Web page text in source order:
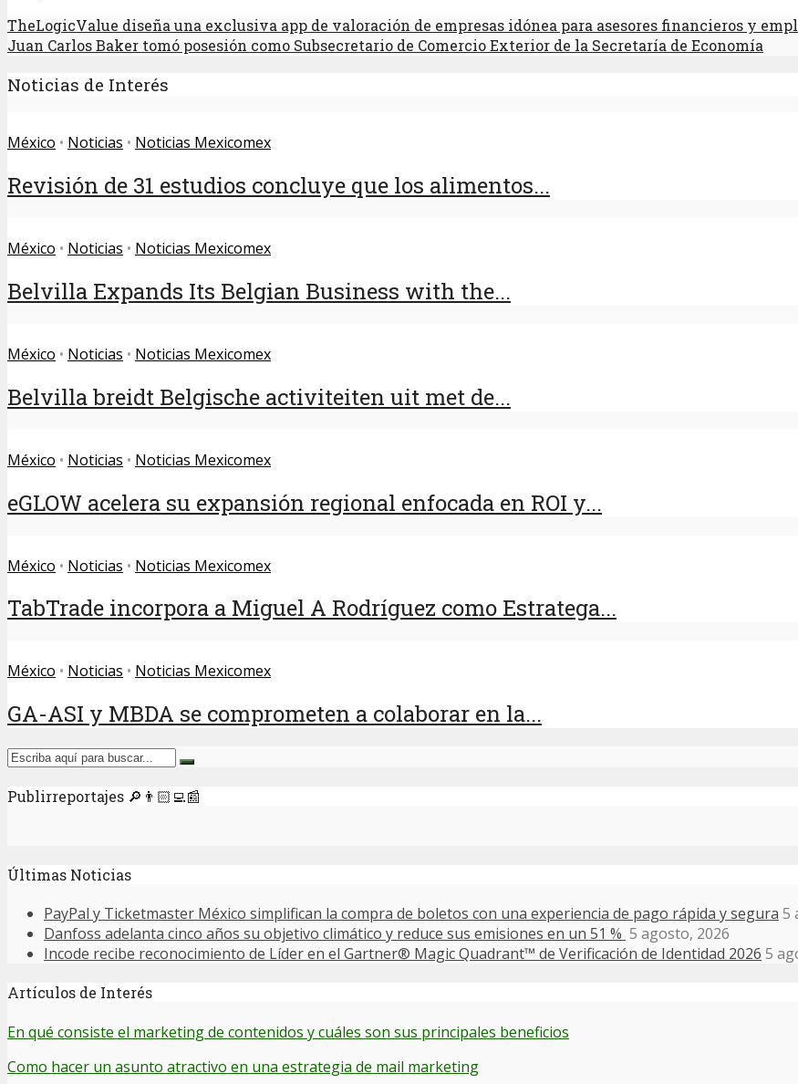
TheLogicValue diseña una exclusiva app de valoración de empresas idónea para asesores financieros y
Juan Carlos Baker tomó posesión como Subsecretario de Comercio Exterior de la Secretaría de Economía
Noticias de Interés
México • Noticias • Noticias Mexicomex
Revisión de 31 estudios concluye que los alimentos...
México • Noticias • Noticias Mexicomex
Belvilla Expands Its Belgian Business with the...
México • Noticias • Noticias Mexicomex
Belvilla breidt Belgische activiteiten uit met de...
México • Noticias • Noticias Mexicomex
eGLOW acelera su expansión regional enfocada en ROI y...
México • Noticias • Noticias Mexicomex
TabTrade incorpora a Miguel A Rodríguez como Estratega...
México • Noticias • Noticias Mexicomex
GA-ASI y MBDA se comprometen a colaborar en la...
Publirreportajes 🔎👨🏻‍💻📰
Últimas Noticias
PayPal y Ticketmaster México simplifican la compra de boletos con una experiencia de pago rápida y segura 5
Danfoss adelanta cinco años su objetivo climático y reduce sus emisiones en un 51 % 5 agosto, 2026
Incode recibe reconocimiento de Líder en el Gartner® Magic Quadrant™ de Verificación de Identidad 2026 5
Artículos de Interés
En qué consiste el marketing de contenidos y cuáles son sus principales beneficios
Como hacer un asunto atractivo en una estrategia de mail marketing